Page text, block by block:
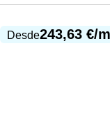
Desde243,63 €/